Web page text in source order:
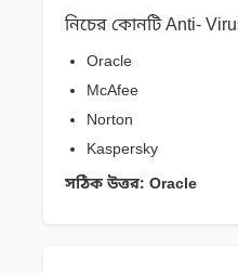
নিচের কোনটি Anti-
Oracle
McAfee
Norton
Kaspersky
সঠিক উত্তর: Oracle